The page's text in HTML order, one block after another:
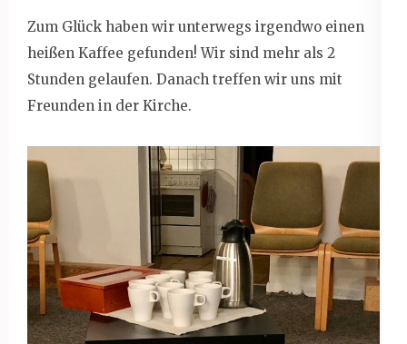
Zum Glück haben wir unterwegs irgendwo einen
heißen Kaffee gefunden! Wir sind mehr als 2
Stunden gelaufen. Danach treffen wir uns mit
Freunden in der Kirche.